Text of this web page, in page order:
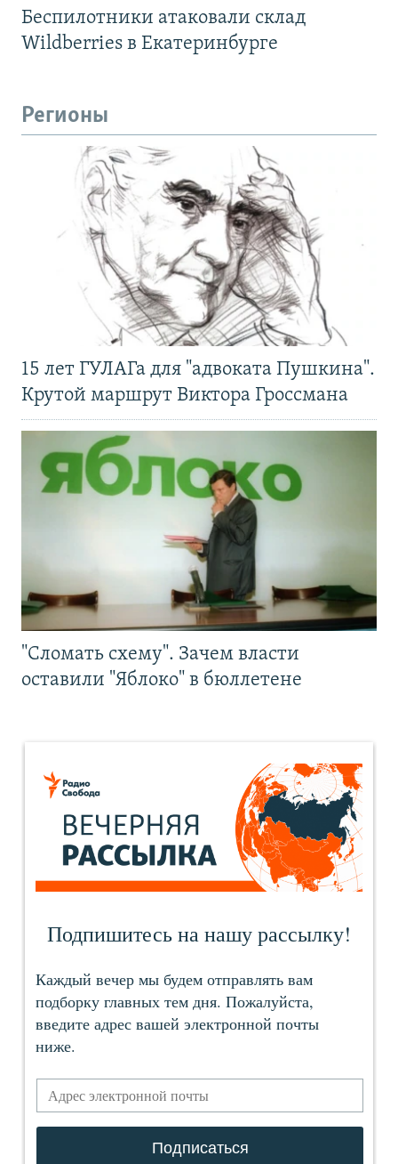
Беспилотники атаковали склад
Wildberries в Екатеринбурге
Регионы
15 лет ГУЛАГа для "адвоката Пушкина".
Крутой маршрут Виктора Гроссмана
"Сломать схему". Зачем власти
оставили "Яблоко" в бюллетене